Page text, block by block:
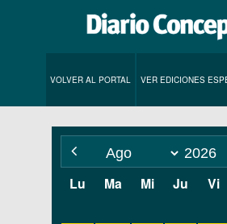
VOLVER AL PORTAL VER EDICIONES
Lu Ma Mi Ju Vi